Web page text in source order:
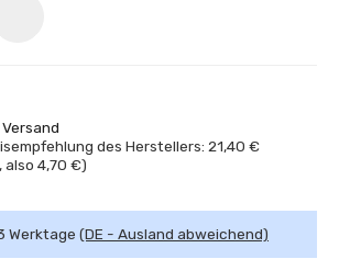
Versand
des Herstellers: 21,40 €
, also 4,70 €)
Werktage (DE - Ausland abweichend)